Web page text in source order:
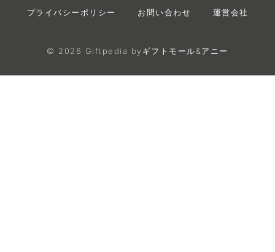
プライバシーポリシー
お問い合わせ 運営会社
© 2026 Giftpedia byギフトモール&アニー